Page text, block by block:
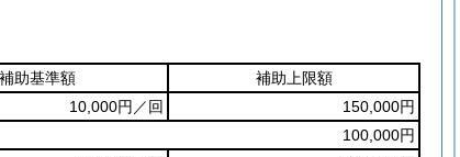
補助基準額
補助上限額
10,000円／回
150,000円
100,000円